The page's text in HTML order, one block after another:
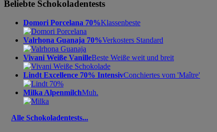
Beliebte Schokoladentests
Domori Porcelana 70%Klassenbeste
Valrhona Guanaja 70%Verkosters Standard
Vivani Weiße VanilleBeste Weiße weit und breit
Lindt Excellence 70% IntensivConchiertes vom 'Maître'
Milka AlpenmilchMuh.
Alle Schokoladentests...